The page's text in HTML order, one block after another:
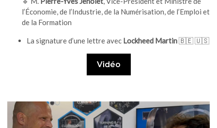
l’Économie, de l’Industrie, de la Numérisation, de l’Emploi et
de la Formation
La signature d’une lettre avec Lockheed Martin🇧🇪 🇺🇸
Vidéo